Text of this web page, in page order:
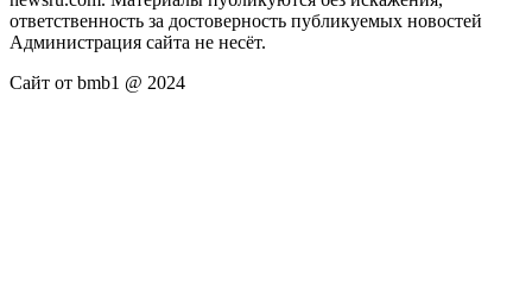
ответственность за достоверность публикуемых новостей
Администрация сайта не несёт.
Сайт от bmb1 @ 2024